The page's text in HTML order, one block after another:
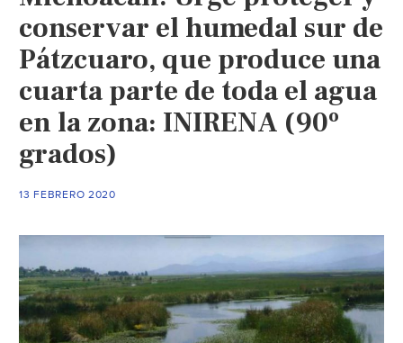
Pátzcuaro
(Cambio)
conservar el humedal sur de
Pátzcuaro, que produce una
cuarta parte de toda el agua
en la zona: INIRENA (90º
grados)
13 FEBRERO 2020